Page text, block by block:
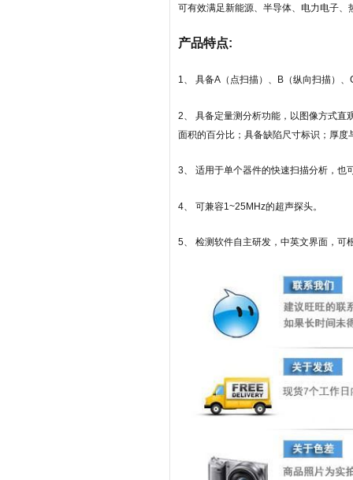
可有效满足新能源、半导体、电力电子
产品特点:
1、 具备A（点扫描）、B（纵向扫描）
2、 具备定量测分析功能，以图像方式直
面积的百分比；具备缺陷尺寸标识；厚度
3、 适用于单个器件的快速扫描分析，也
4、 可兼容1~25MHz的超声探头。
5、 检测软件自主研发，中英文界面，可